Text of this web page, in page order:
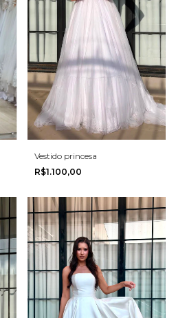
Vestido princesa
R$1.100,00